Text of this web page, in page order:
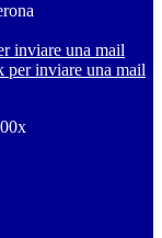
inviare una mail
per inviare una mail